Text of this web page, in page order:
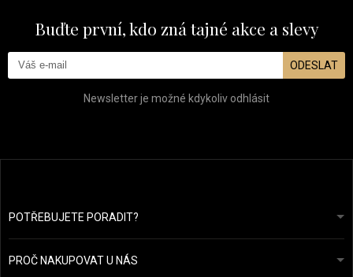
Buďte první, kdo zná tajné akce a slevy
ODESLAT
Newsletter je možné kdykoliv odhlásit
POTŘEBUJETE PORADIT?info@prozdravevlasy.cz
Odpovíme do 24 hodin.
PROČ NAKUPOVAT U NÁS
Obchodní podmínky
Ochrana osobních údajů
Náš příběh